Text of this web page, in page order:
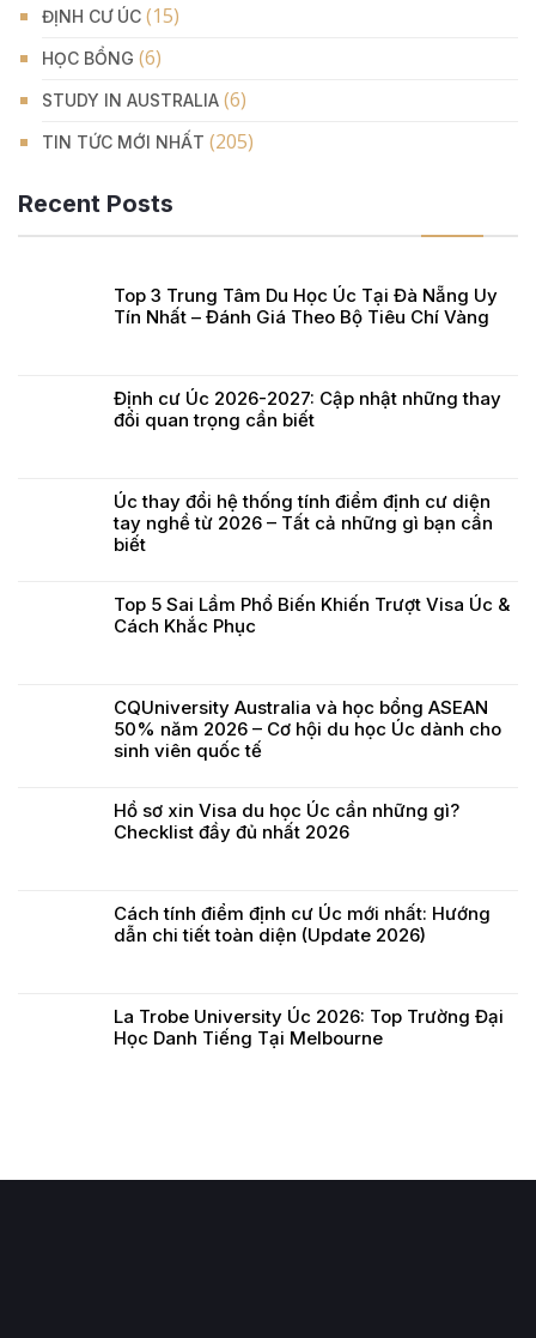
ĐỊNH CƯ ÚC (15)
HỌC BỔNG (6)
STUDY IN AUSTRALIA (6)
TIN TỨC MỚI NHẤT (205)
Recent Posts
Top 3 Trung Tâm Du Học Úc Tại Đà Nẵng Uy
Tín Nhất – Đánh Giá Theo Bộ Tiêu Chí Vàng
Định cư Úc 2026-2027: Cập nhật những thay
đổi quan trọng cần biết
Úc thay đổi hệ thống tính điểm định cư diện
tay nghề từ 2026 – Tất cả những gì bạn cần
biết
Top 5 Sai Lầm Phổ Biến Khiến Trượt Visa Úc &
Cách Khắc Phục
CQUniversity Australia và học bổng ASEAN
50% năm 2026 – Cơ hội du học Úc dành cho
sinh viên quốc tế
Hồ sơ xin Visa du học Úc cần những gì?
Checklist đầy đủ nhất 2026
Cách tính điểm định cư Úc mới nhất: Hướng
dẫn chi tiết toàn diện (Update 2026)
La Trobe University Úc 2026: Top Trường Đại
Học Danh Tiếng Tại Melbourne